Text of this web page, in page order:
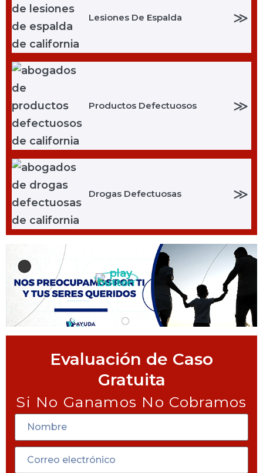
Lesiones De Espalda ≫
Productos Defectuosos ≫
Drogas Defectuosas ≫
Evaluación de Caso
Gratuita
Si No Ganamos No Cobramos